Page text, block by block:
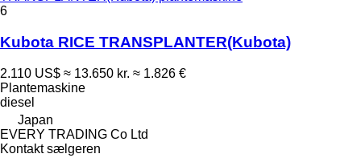
6
Kubota RICE TRANSPLANTER(Kubota)
2.110 US$ ≈ 13.650 kr. ≈ 1.826 €
Plantemaskine
diesel
Japan
EVERY TRADING Co Ltd
Kontakt sælgeren